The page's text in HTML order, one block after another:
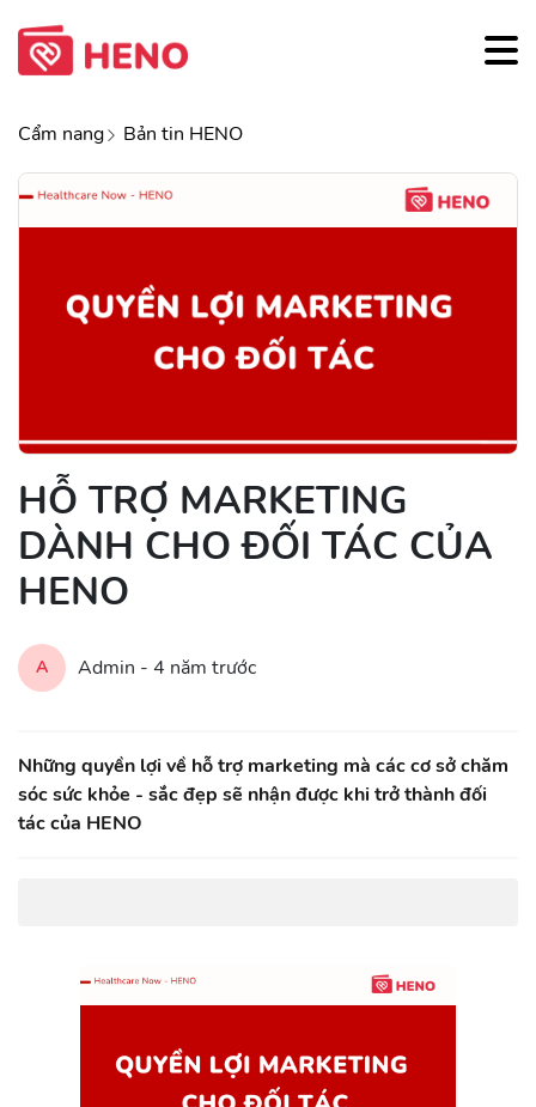
Cẩm nang Bản tin HENO
HỖ TRỢ MARKETING
DÀNH CHO ĐỐI TÁC CỦA
HENO
A Admin - 4 năm trước
Những quyền lợi về hỗ trợ marketing mà các cơ sở chăm
sóc sức khỏe - sắc đẹp sẽ nhận được khi trở thành đối
tác của HENO